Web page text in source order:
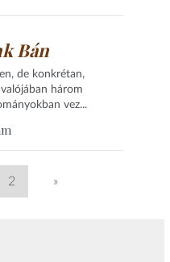
Bán
de konkrétan,
három
vez...
2 »